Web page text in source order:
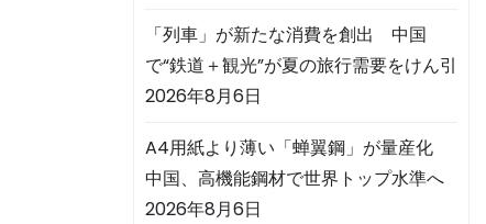
「列車」が新たな消費を創出 中国
で“鉄道＋観光”が夏の旅行需要をけん引
2026年8月6日
A4用紙より薄い「蝉翼鋼」が量産化
中国、高機能鋼材で世界トップ水準へ
2026年8月6日